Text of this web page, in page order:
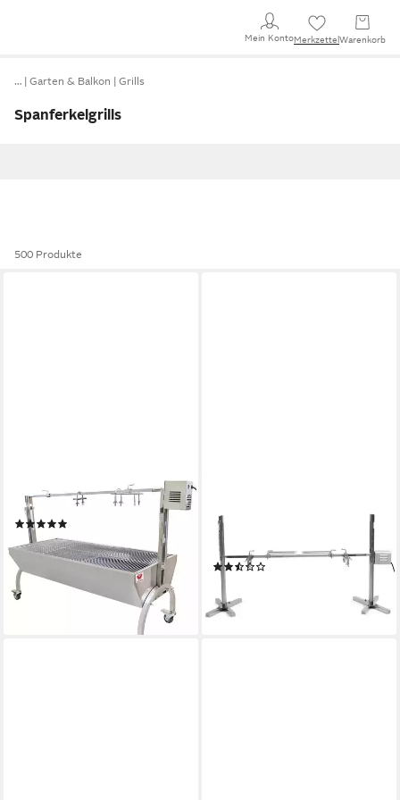
Mein KontoMerkzettel Warenkorb
… Garten & Balkon Grills
Spanferkelgrills
500 Produkte
BEEKETAL
Spanferkelgrill, BSG150
399,90 €
19,86 €mtl. in 24 Raten
lieferbar - in 2-3 Werktagen bei dir
mit Motor, höhenverstellbarer
Spießgrill, elektrisch
129,95 €
11,87 €
lieferbar - in 2-3 Werktagen bei dir